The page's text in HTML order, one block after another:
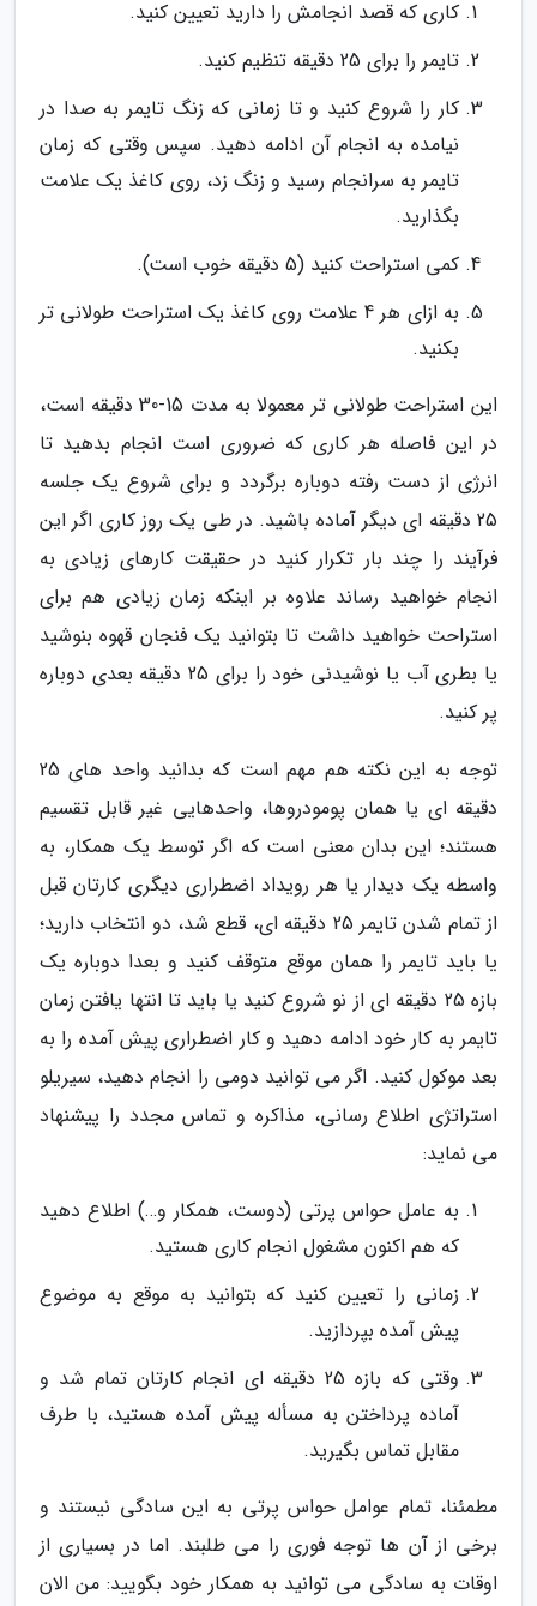
کاری که قصد انجامش را دارید تعیین کنید.
تایمر را برای 25 دقیقه تنظیم کنید.
کار را شروع کنید و تا زمانی که زنگ تایمر به صدا در
نیامده به انجام آن ادامه دهید. سپس وقتی که زمان
تایمر به سرانجام رسید و زنگ زد، روی کاغذ یک علامت
بگذارید.
کمی استراحت کنید (5 دقیقه خوب است).
به ازای هر 4 علامت روی کاغذ یک استراحت طولانی تر
بکنید.
این استراحت طولانی تر معمولا به مدت 15-30 دقیقه است،
در این فاصله هر کاری که ضروری است انجام بدهید تا
انرژی از دست رفته دوباره برگردد و برای شروع یک جلسه
25 دقیقه ای دیگر آماده باشید. در طی یک روز کاری اگر این
فرآیند را چند بار تکرار کنید در حقیقت کارهای زیادی به
انجام خواهید رساند علاوه بر اینکه زمان زیادی هم برای
استراحت خواهید داشت تا بتوانید یک فنجان قهوه بنوشید
یا بطری آب یا نوشیدنی خود را برای 25 دقیقه بعدی دوباره
پر کنید.
توجه به این نکته هم مهم است که بدانید واحد های 25
دقیقه ای یا همان پومودروها، واحدهایی غیر قابل تقسیم
هستند؛ این بدان معنی است که اگر توسط یک همکار، به
واسطه یک دیدار یا هر رویداد اضطراری دیگری کارتان قبل
از تمام شدن تایمر 25 دقیقه ای، قطع شد، دو انتخاب دارید؛
یا باید تایمر را همان موقع متوقف کنید و بعدا دوباره یک
بازه 25 دقیقه ای از نو شروع کنید یا باید تا انتها یافتن زمان
تایمر به کار خود ادامه دهید و کار اضطراری پیش آمده را به
بعد موکول کنید. اگر می توانید دومی را انجام دهید، سیریلو
استراتژی اطلاع رسانی، مذاکره و تماس مجدد را پیشنهاد
می نماید:
به عامل حواس پرتی (دوست، همکار و…) اطلاع دهید
که هم اکنون مشغول انجام کاری هستید.
زمانی را تعیین کنید که بتوانید به موقع به موضوع
پیش آمده بپردازید.
وقتی که بازه 25 دقیقه ای انجام کارتان تمام شد و
آماده پرداختن به مسأله پیش آمده هستید، با طرف
مقابل تماس بگیرید.
مطمئنا، تمام عوامل حواس پرتی به این سادگی نیستند و
برخی از آن ها توجه فوری را می طلبند. اما در بسیاری از
اوقات به سادگی می توانید به همکار خود بگویید: من الان